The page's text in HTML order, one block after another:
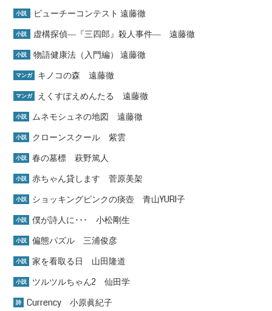
小説 ビューチーコンテスト 遠藤徹
小説 虚構探偵―『三四郎』殺人事件― 遠藤徹
小説 物語健康法（入門編） 遠藤徹
マンガ キノコの森 遠藤徹
マンガ えくすぽえめんたる 遠藤徹
小説 ムネモシュネの地図 遠藤徹
小説 クローンスクール 紫雲
小説 春の墓標 萩野篤人
小説 赤ちゃん貸します 菅原美架
小説 ショッキングピンクの痰壺 青山YURI子
小説 僕が詩人に･･･ 小松剛生
小説 偏態パズル 三浦俊彦
小説 家を看取る日 山田隆道
小説 ツルツルちゃん2 仙田学
詩 Currency 小原眞紀子